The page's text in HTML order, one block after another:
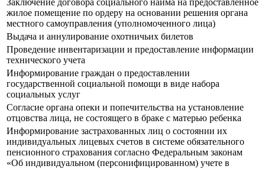
Заключение договора социального найма на предоставленное
жилое помещение по ордеру на основании решения органа
местного самоуправления (уполномоченного лица)
Выдача и аннулирование охотничьих билетов
Проведение инвентаризации и предоставление информации
технического учета
Информирование граждан о предоставлении
государственной социальной помощи в виде набора
социальных услуг
Согласие органа опеки и попечительства на установление
отцовства лица, не состоящего в браке с матерью ребенка
Информирование застрахованных лиц о состоянии их
индивидуальных лицевых счетов в системе обязательного
пенсионного страхования согласно Федеральным законам
«Об индивидуальном (персонифицированном) учете в